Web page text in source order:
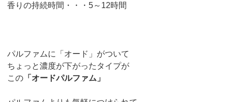
香りの持続時間・・・5～12時間
パルファムに「オード」がついて
ちょっと濃度が下がったタイプが
この 「オードパルファム」